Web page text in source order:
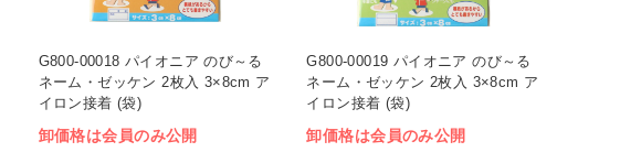
G800-00018 パイオニア のび～る
ネーム・ゼッケン 2枚入 3×8cm ア
イロン接着 (袋)
卸価格は会員のみ公開
G800-00019 パイオニア のび～る
ネーム・ゼッケン 2枚入 3×8cm ア
イロン接着 (袋)
卸価格は会員のみ公開